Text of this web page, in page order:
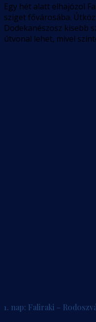
Egy hét alatt elhajózol
sziget fővárosába.
Dodekanészosz kisebb
útvonal lehet, mivel
1. nap: Faliraki –